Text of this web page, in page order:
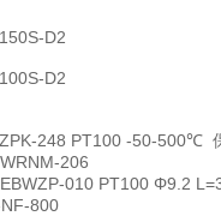
D2
D2
248 PT100 -50-500℃
WRNM-206
EBWZP-010 PT100 Φ9.2
800